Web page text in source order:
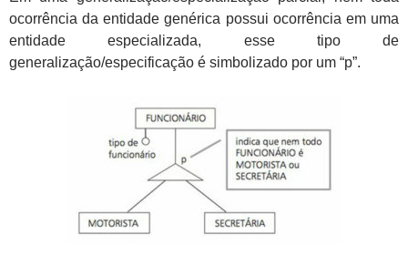
ocorrência da entidade genérica possui ocorrência em uma
entidade especializada, esse tipo de
generalização/especificação é simbolizado por um “p”.